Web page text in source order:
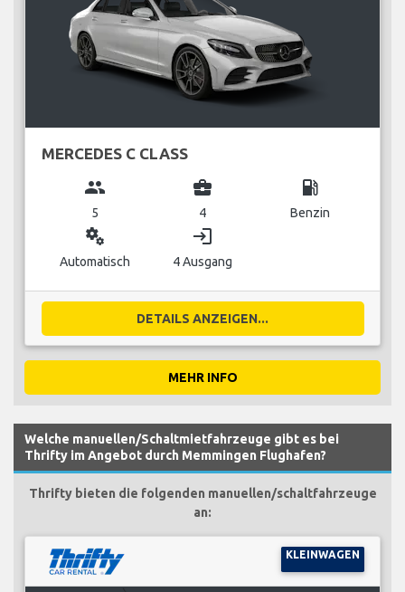
MERCEDES C CLASS
group
5
business_center
4
local_gas_station
Benzin
miscellaneous_services
Automatisch
login
4 Ausgang
DETAILS ANZEIGEN...
MEHR INFO
Welche manuellen/Schaltmietfahrzeuge gibt es bei
Thrifty im Angebot durch Memmingen Flughafen?
Thrifty bieten die folgenden manuellen/schaltfahrzeuge
an:
KLEINWAGEN